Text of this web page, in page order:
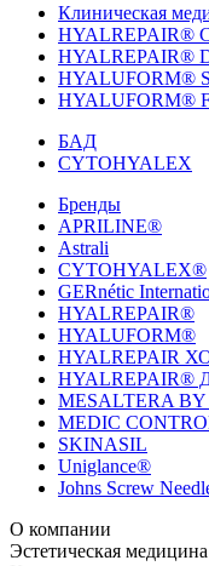
Клиническая
HYALREPAIR®
HYALREPAIR®
HYALUFORM®
HYALUFORM®
БАД
CYTOHYALEX
Бренды
APRILINE®
Astrali
CYTOHYALEX®
GERnétic
HYALREPAIR®
HYALUFORM®
HYALREPAIR
HYALREPAIR®
MESALTERA
MEDIC
SKINASIL
Uniglance®
Johns Screw
О компании
История компании
Эстетическая медицина